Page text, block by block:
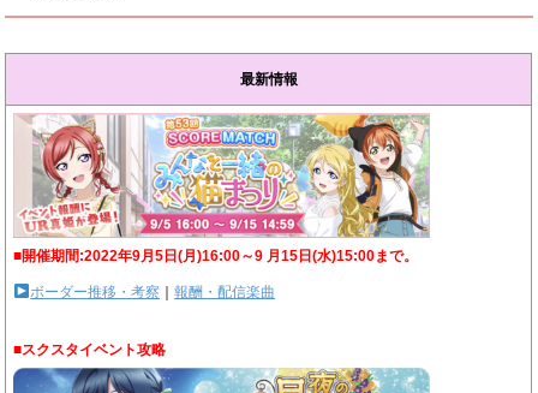
最新情報
■開催期間:2022年9月5日(月)16:00～9 月15日(水)15:00まで。
ボーダー推移・考察 ｜報酬・配信楽曲
■スクスタイベント攻略